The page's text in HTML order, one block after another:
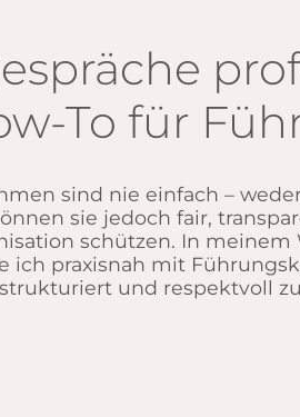
To für
sind nie einfach –
sie jedoch fair,
schützen. In meinem
ich praxisnah mit
strukturiert und respektvoll